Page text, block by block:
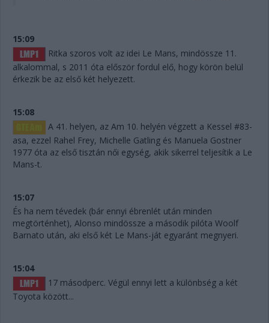
15:09
Ritka szoros volt az idei Le Mans, mindössze 11.
alkalommal, s 2011 óta először fordul elő, hogy körön belül
érkezik be az első két helyezett.
15:08
A 41. helyen, az Am 10. helyén végzett a Kessel #83-
asa, ezzel Rahel Frey, Michelle Gatling és Manuela Gostner
1977 óta az első tisztán női egység, akik sikerrel teljesítik a Le
Mans-t.
15:07
És ha nem tévedek (bár ennyi ébrenlét után minden
megtörténhet), Alonso mindössze a második pilóta Woolf
Barnato után, aki első két Le Mans-ját egyaránt megnyeri.
15:04
17 másodperc. Végül ennyi lett a különbség a két
Toyota között...